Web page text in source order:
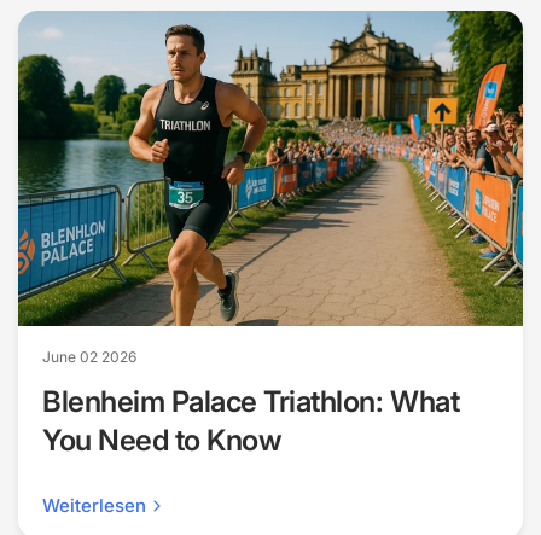
June 02 2026
Blenheim Palace Triathlon: What
You Need to Know
Weiterlesen